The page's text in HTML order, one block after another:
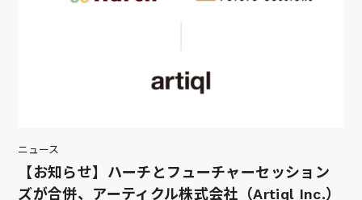
ニュース
【お知らせ】ハーチとフューチャーセッション
ズが合併、アーティクル株式会社（Artiql Inc.）